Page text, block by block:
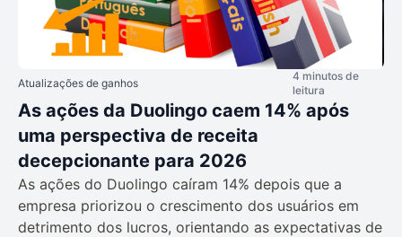
Atualizações de ganhos
4 minutos de
leitura
As ações da Duolingo caem 14% após
uma perspectiva de receita
decepcionante para 2026
As ações do Duolingo caíram 14% depois que a
empresa priorizou o crescimento dos usuários em
detrimento dos lucros, orientando as expectativas de